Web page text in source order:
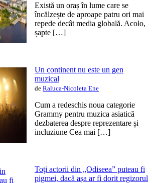
Există un oraș în lume care se
încălzește de aproape patru ori mai
repede decât media globală. Acolo,
șapte […]
Un continent nu este un gen
muzical
de Raluca-Nicoleta Ene
Cum a redeschis noua categorie
Grammy pentru muzica asiatică
dezbaterea despre reprezentare și
incluziune Cea mai […]
Toți actorii din „Odiseea” puteau fi
pigmei, dacă așa ar fi dorit regizorul